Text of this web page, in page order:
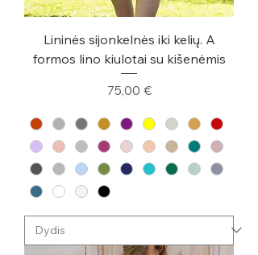
Lininės sijonkelnės iki kelių. A
formos lino kiulotai su kišenėmis
Kaina
75,00 €